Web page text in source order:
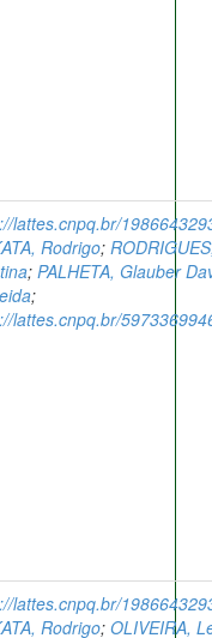
lattes.cnpq.br/
Rodrigo;
; PALHETA, Glauber
;
lattes.cnpq.br/
lattes.cnpq.br/
Rodrigo; OLIVEIRA,